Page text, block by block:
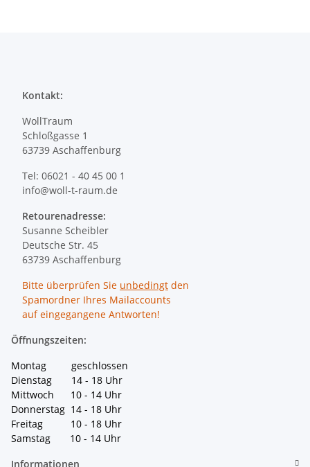
Kontakt:
WollTraum
Schloßgasse 1
63739 Aschaffenburg
Tel: 06021 - 40 45 00 1
info@woll-t-raum.de
Retourenadresse:
Susanne Scheibler
Deutsche Str. 45
63739 Aschaffenburg
Bitte überprüfen Sie unbedingt den
Spamordner Ihres Mailaccounts
auf eingegangene Antworten!
Öffnungszeiten:
Montag geschlossen
Dienstag 14 - 18 Uhr
Mittwoch 10 - 14 Uhr
Donnerstag 14 - 18 Uhr
Freitag 10 - 18 Uhr
Samstag 10 - 14 Uhr
Informationen